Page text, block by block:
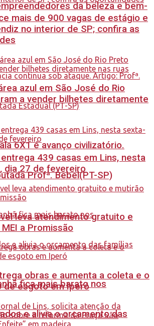
da beleza e bem-
6X1 é avanço civilizatório.
Profª. Bebel(PT-SP)
fica mais barato nos
e alivia o orçamento das
mais de 900 vagas de estágio e
no interior de SP; confira as
azul em São José do Rio
a vender bilhetes diretamente
439 casas em Lins, nesta
dia 27 de fevereiro
leva atendimento gratuito e
a Promissão
obras e aumenta a coleta e o
de esgoto em Iperó